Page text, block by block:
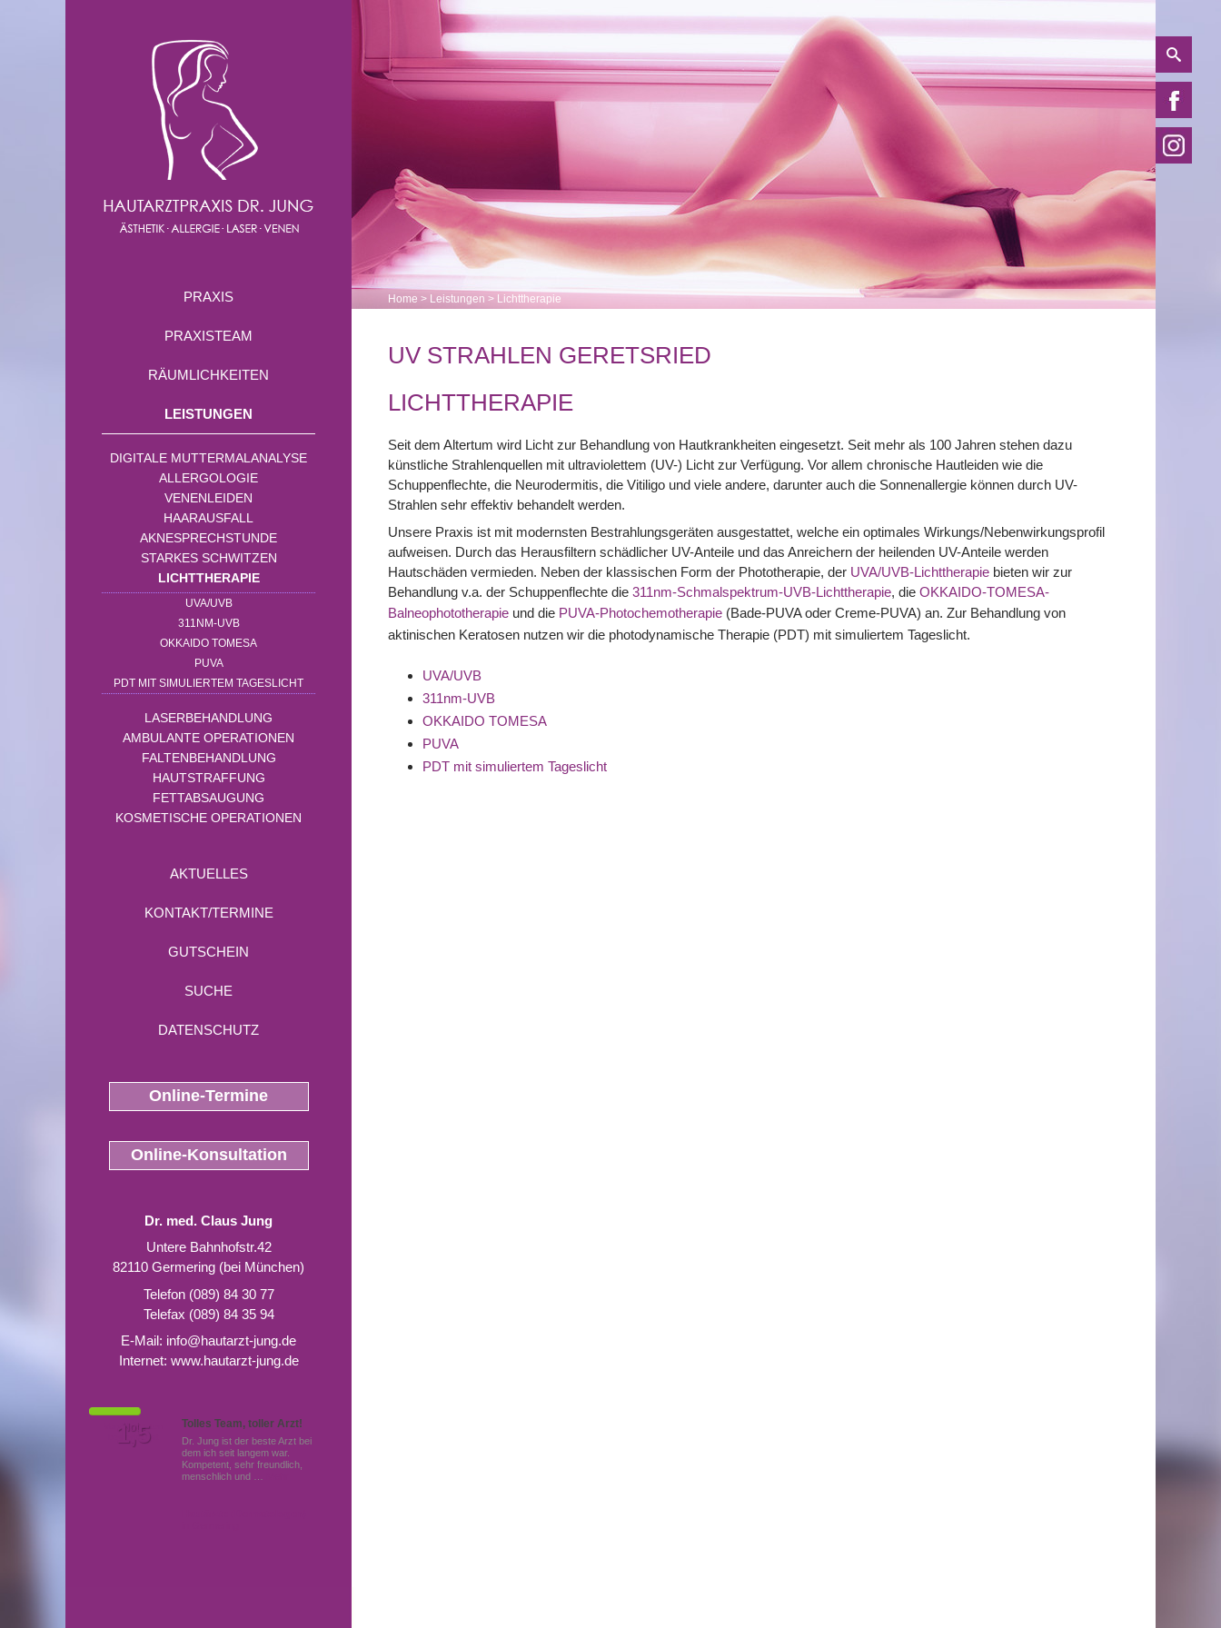
PRAXIS
PRAXISTEAM
RÄUMLICHKEITEN
LEISTUNGEN
DIGITALE MUTTERMALANALYSE
ALLERGOLOGIE
VENENLEIDEN
HAARAUSFALL
AKNESPRECHSTUNDE
STARKES SCHWITZEN
LICHTTHERAPIE
UVA/UVB
311NM-UVB
OKKAIDO TOMESA
PUVA
PDT MIT SIMULIERTEM TAGESLICHT
LASERBEHANDLUNG
AMBULANTE OPERATIONEN
FALTENBEHANDLUNG
HAUTSTRAFFUNG
FETTABSAUGUNG
KOSMETISCHE OPERATIONEN
AKTUELLES
KONTAKT/TERMINE
GUTSCHEIN
SUCHE
DATENSCHUTZ
Online-Termine
Online-Konsultation
Dr. med. Claus Jung
Untere Bahnhofstr.42
82110 Germering (bei München)
Telefon (089) 84 30 77
Telefax (089) 84 35 94
E-Mail: info@hautarzt-jung.de
Internet: www.hautarzt-jung.de
Tolles Team, toller Arzt!
Dr. Jung ist der beste Arzt bei
dem ich seit langem war.
Kompetent, sehr freundlich,
menschlich und …
Von Patienten
bewertet mit
Note
1,5
Home > Leistungen > Lichttherapie
UV STRAHLEN GERETSRIED
LICHTTHERAPIE
Seit dem Altertum wird Licht zur Behandlung von Hautkrankheiten eingesetzt. Seit mehr als 100 Jahren stehen dazu
künstliche Strahlenquellen mit ultraviolettem (UV-) Licht zur Verfügung. Vor allem chronische Hautleiden wie die
Schuppenflechte, die Neurodermitis, die Vitiligo und viele andere, darunter auch die Sonnenallergie können durch UV-
Strahlen sehr effektiv behandelt werden.
Unsere Praxis ist mit modernsten Bestrahlungsgeräten ausgestattet, welche ein optimales Wirkungs/Nebenwirkungsprofil
aufweisen. Durch das Herausfiltern schädlicher UV-Anteile und das Anreichern der heilenden UV-Anteile werden
Hautschäden vermieden. Neben der klassischen Form der Phototherapie, der UVA/UVB-Lichttherapie bieten wir zur
Behandlung v.a. der Schuppenflechte die 311nm-Schmalspektrum-UVB-Lichttherapie, die OKKAIDO-TOMESA-
Balneophototherapie und die PUVA-Photochemotherapie (Bade-PUVA oder Creme-PUVA) an. Zur Behandlung von
aktinischen Keratosen nutzen wir die photodynamische Therapie (PDT) mit simuliertem Tageslicht.
UVA/UVB
311nm-UVB
OKKAIDO TOMESA
PUVA
PDT mit simuliertem Tageslicht